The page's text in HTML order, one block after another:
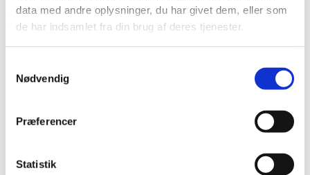
data med andre oplysninger, du har givet dem, eller som
de har indsamlet fra din brug af deres tjenester.
Nødvendig
Præferencer
Statistik
Bliv en del af Korphus !
Persondata & cookiepolitik
Persondata & cookiepolitik